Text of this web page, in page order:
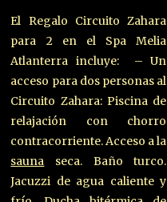
El Regalo Circuito Zahara
para 2 en el Spa Melia
Atlanterra incluye: – Un
acceso para dos personas al
Circuito Zahara: Piscina de
relajación con chorro
contracorriente. Acceso a la
sauna seca. Baño turco.
Jacuzzi de agua caliente y